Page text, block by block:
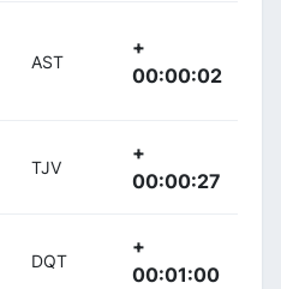
AST
+
00:00:02
TJV
+
00:00:27
DQT
+
00:01:00